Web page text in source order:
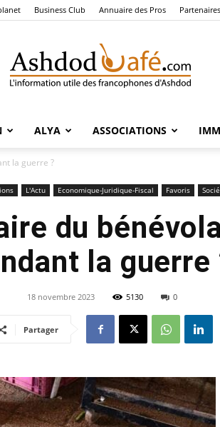
Business Club Annuaire des Pros Partenaires
Café
ALYA ASSOCIATIONS
la guerre ?
L'Actu Economique-Juridique-Fiscal Favoris
du
la guerre
18 novembre 2023 5130 0
Partager